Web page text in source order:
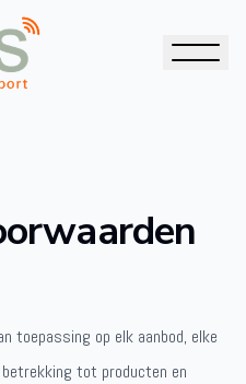
toepassing op elk aanbod, elke
tot producten en